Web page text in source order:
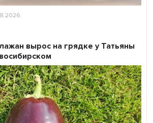
вырос на грядке у Татьяны